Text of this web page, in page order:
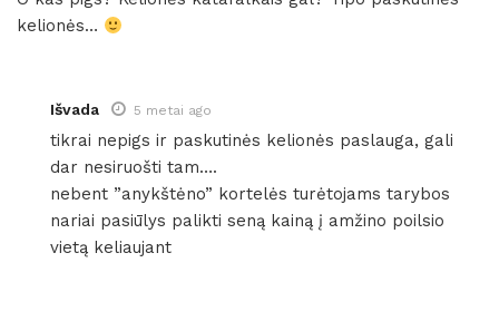
kelionės…
Išvada 5 metai ago
tikrai nepigs ir paskutinės kelionės paslauga, gali
dar nesiruošti tam….
nebent ”anykštėno” kortelės turėtojams tarybos
nariai pasiūlys palikti seną kainą į amžino poilsio
vietą keliaujant